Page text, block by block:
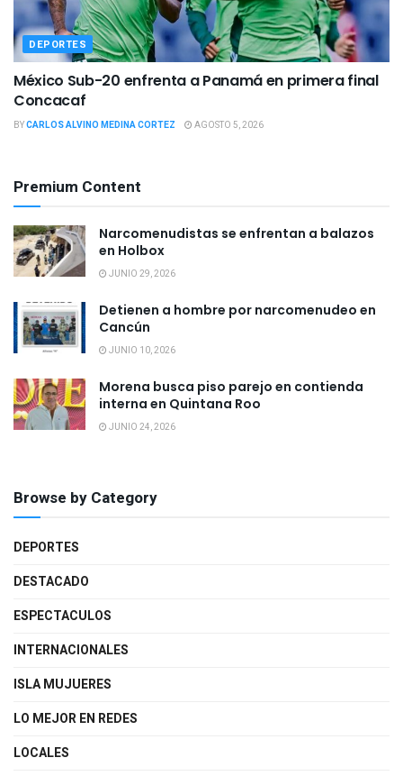
DEPORTES
México Sub-20 enfrenta a Panamá en primera final
Concacaf
BYCARLOS ALVINO MEDINA CORTEZ AGOSTO 5, 2026
Premium Content
Narcomenudistas se enfrentan a balazos
en Holbox
JUNIO 29, 2026
Detienen a hombre por narcomenudeo en
Cancún
JUNIO 10, 2026
Morena busca piso parejo en contienda
interna en Quintana Roo
JUNIO 24, 2026
Browse by Category
DEPORTES
DESTACADO
ESPECTACULOS
INTERNACIONALES
ISLA MUJUERES
LO MEJOR EN REDES
LOCALES